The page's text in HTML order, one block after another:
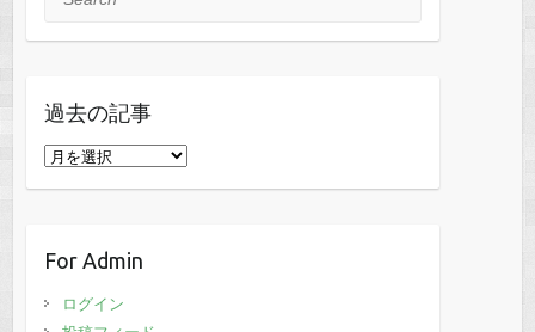
過去の記事
過
事
For Admin
ログイン